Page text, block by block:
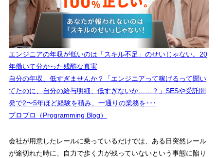
エンジニアの年収が低いのは「スキル不足」のせいじゃない。20
年働いて分かった残酷な真実
自分の年収、低すぎませんか？「エンジニアって稼げるって聞い
てたのに、自分の給与明細、低すぎないか……？」SESや受託開
発で2〜5年ほど経験を積み、一通りの業務を･･･
プロブロ（Programming Blog）
会社が用意したレールに乗っているだけでは、ある日突然レール
が途切れた時に、自力で歩く力が残っていないという事態に陥り